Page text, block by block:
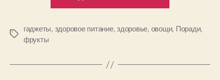
на
Позначки
гаджеты, здоровое питание,здоровье, овощи, Поради,
фрукты